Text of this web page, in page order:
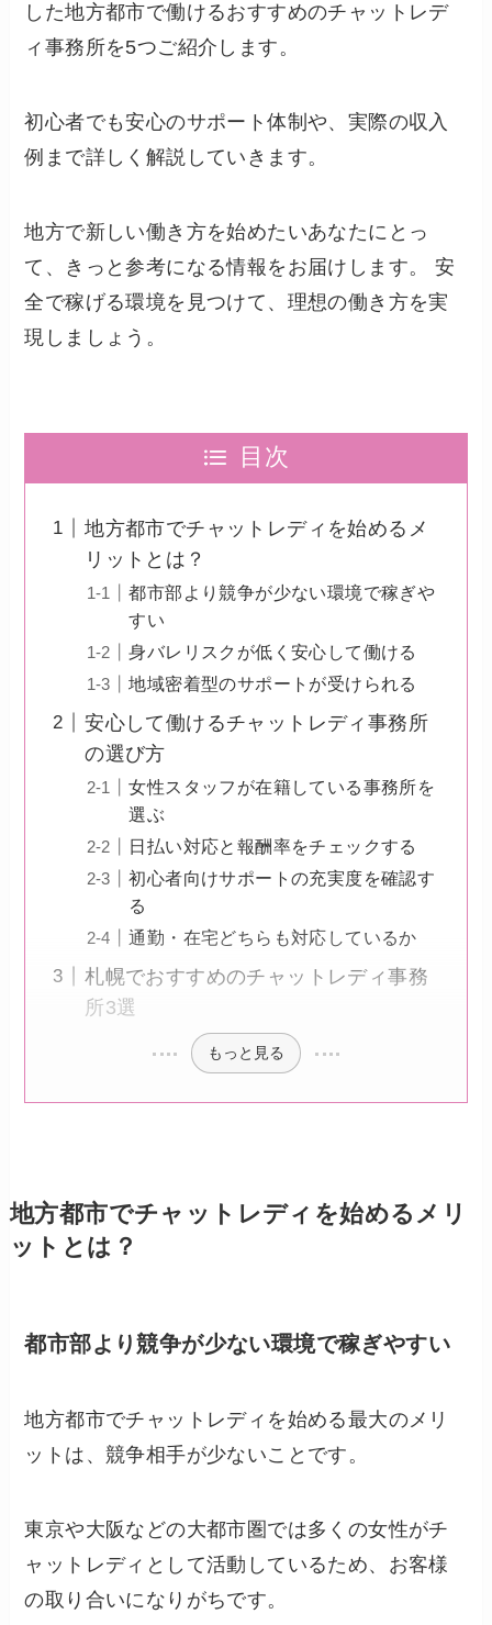
した地方都市で働けるおすすめのチャットレデ
ィ事務所を5つご紹介します。
初心者でも安心のサポート体制や、実際の収入
例まで詳しく解説していきます。
地方で新しい働き方を始めたいあなたにとっ
て、きっと参考になる情報をお届けします。 安
全で稼げる環境を見つけて、理想の働き方を実
現しましょう。
目次
地方都市でチャットレディを始めるメ
リットとは？
都市部より競争が少ない環境で稼ぎや
すい
身バレリスクが低く安心して働ける
地域密着型のサポートが受けられる
安心して働けるチャットレディ事務所
の選び方
女性スタッフが在籍している事務所を
選ぶ
日払い対応と報酬率をチェックする
初心者向けサポートの充実度を確認す
る
通勤・在宅どちらも対応しているか
札幌でおすすめのチャットレディ事務
所3選
もっと見る
地方都市でチャットレディを始めるメリ
ットとは？
都市部より競争が少ない環境で稼ぎやすい
地方都市でチャットレディを始める最大のメリ
ットは、競争相手が少ないことです。
東京や大阪などの大都市圏では多くの女性がチ
ャットレディとして活動しているため、お客様
の取り合いになりがちです。